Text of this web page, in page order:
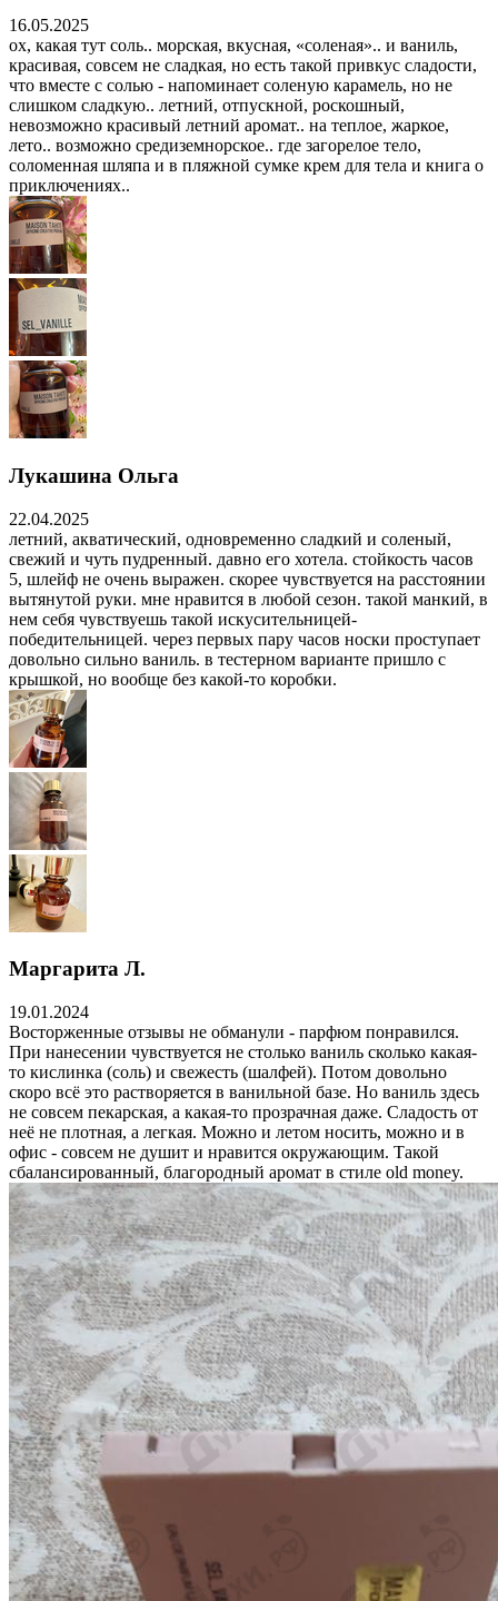
16.05.2025
ох, какая тут соль.. морская, вкусная, «соленая».. и ваниль,
красивая, совсем не сладкая, но есть такой привкус сладости,
что вместе с солью - напоминает соленую карамель, но не
слишком сладкую.. летний, отпускной, роскошный,
невозможно красивый летний аромат.. на теплое, жаркое,
лето.. возможно средиземнорское.. где загорелое тело,
соломенная шляпа и в пляжной сумке крем для тела и книга о
приключениях..
Лукашина Ольга
22.04.2025
летний, акватический, одновременно сладкий и соленый,
свежий и чуть пудренный. давно его хотела. стойкость часов
5, шлейф не очень выражен. скорее чувствуется на расстоянии
вытянутой руки. мне нравится в любой сезон. такой манкий, в
нем себя чувствуешь такой искусительницей-
победительницей. через первых пару часов носки проступает
довольно сильно ваниль. в тестерном варианте пришло с
крышкой, но вообще без какой-то коробки.
Маргарита Л.
19.01.2024
Восторженные отзывы не обманули - парфюм понравился.
При нанесении чувствуется не столько ваниль сколько какая-
то кислинка (соль) и свежесть (шалфей). Потом довольно
скоро всё это растворяется в ванильной базе. Но ваниль здесь
не совсем пекарская, а какая-то прозрачная даже. Сладость от
неё не плотная, а легкая. Можно и летом носить, можно и в
офис - совсем не душит и нравится окружающим. Такой
сбалансированный, благородный аромат в стиле old money.